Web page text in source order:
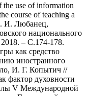
use of information
course of teaching a
И. Любанец,
национального
2018. – С.174-178.
как средство
иностранного
И. Г. Копытич //
фактор духовности
V Международной